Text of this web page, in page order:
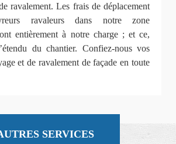
ravalement. Les frais de déplacement
ravaleurs dans notre zone
entièrement à notre charge ; et ce,
du chantier. Confiez-nous vos
et de ravalement de façade en toute
SERVICES